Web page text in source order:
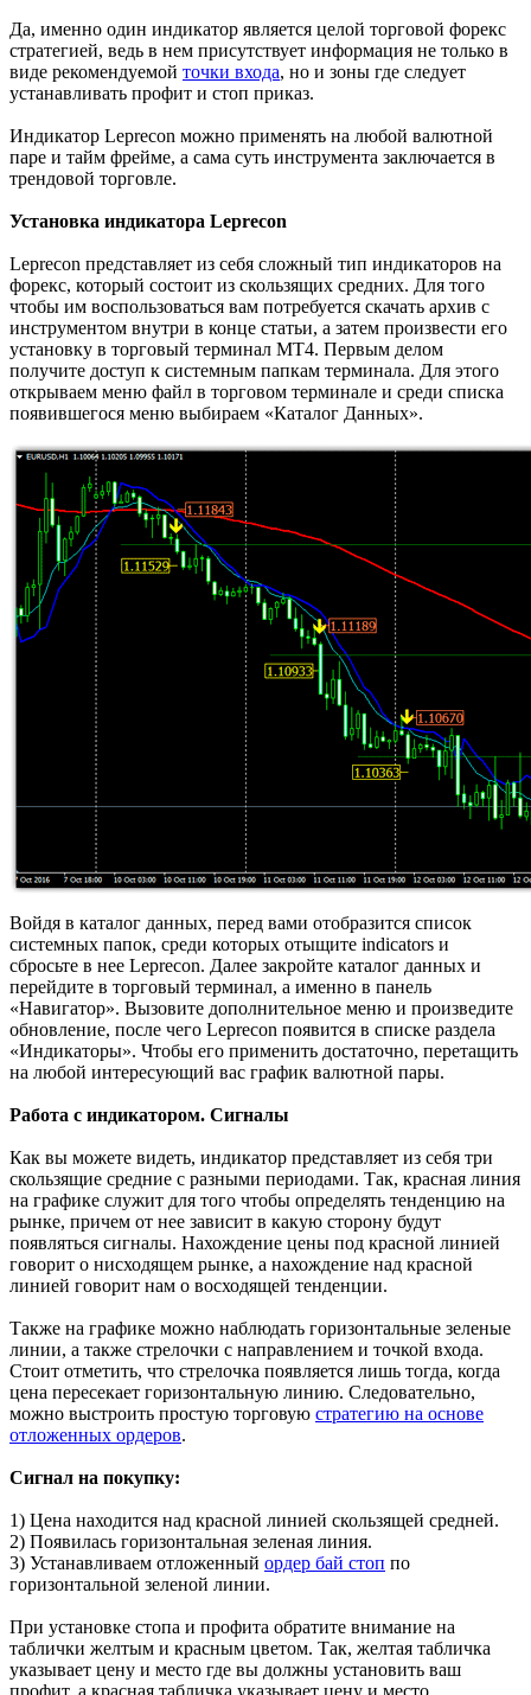
Да, именно один индикатор является целой торговой форекс
стратегией, ведь в нем присутствует информация не только в
виде рекомендуемой точки входа, но и зоны где следует
устанавливать профит и стоп приказ.
Индикатор Leprecon можно применять на любой валютной
паре и тайм фрейме, а сама суть инструмента заключается в
трендовой торговле.
Установка индикатора Leprecon
Leprecon представляет из себя сложный тип индикаторов на
форекс, который состоит из скользящих средних. Для того
чтобы им воспользоваться вам потребуется скачать архив с
инструментом внутри в конце статьи, а затем произвести его
установку в торговый терминал МТ4. Первым делом
получите доступ к системным папкам терминала. Для этого
открываем меню файл в торговом терминале и среди списка
появившегося меню выбираем «Каталог Данных».
Войдя в каталог данных, перед вами отобразится список
системных папок, среди которых отыщите indicators и
сбросьте в нее Leprecon. Далее закройте каталог данных и
перейдите в торговый терминал, а именно в панель
«Навигатор». Вызовите дополнительное меню и произведите
обновление, после чего Leprecon появится в списке раздела
«Индикаторы». Чтобы его применить достаточно, перетащить
на любой интересующий вас график валютной пары.
Работа с индикатором. Сигналы
Как вы можете видеть, индикатор представляет из себя три
скользящие средние с разными периодами. Так, красная линия
на графике служит для того чтобы определять тенденцию на
рынке, причем от нее зависит в какую сторону будут
появляться сигналы. Нахождение цены под красной линией
говорит о нисходящем рынке, а нахождение над красной
линией говорит нам о восходящей тенденции.
Также на графике можно наблюдать горизонтальные зеленые
линии, а также стрелочки с направлением и точкой входа.
Стоит отметить, что стрелочка появляется лишь тогда, когда
цена пересекает горизонтальную линию. Следовательно,
можно выстроить простую торговую стратегию на основе
отложенных ордеров.
Сигнал на покупку:
1) Цена находится над красной линией скользящей средней.
2) Появилась горизонтальная зеленая линия.
3) Устанавливаем отложенный ордер бай стоп по
горизонтальной зеленой линии.
При установке стопа и профита обратите внимание на
таблички желтым и красным цветом. Так, желтая табличка
указывает цену и место где вы должны установить ваш